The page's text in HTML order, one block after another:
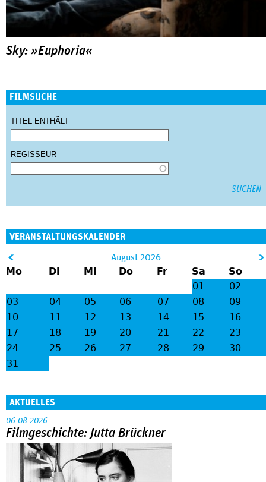
Sky: »Euphoria«
FILMSUCHE
TITEL ENTHÄLT
REGISSEUR
VERANSTALTUNGSKALENDER
lt;
August 2026
Mo Di Mi Do Fr Sa
So
01
02
03
04 05 06 07 08
09
10
11 12 13 14 15
16
17
18 19 20 21 22
23
24
25 26 27 28 29
30
31
AKTUELLES
06.08.2026
Filmgeschichte: Jutta Brückner